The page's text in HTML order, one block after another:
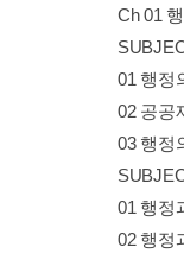
Ch 01
01 행정
02 공공
03 행정
01 행정
02 행정